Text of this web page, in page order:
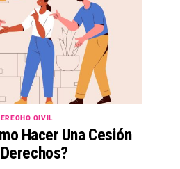
CIVIL
Hacer Una Cesión